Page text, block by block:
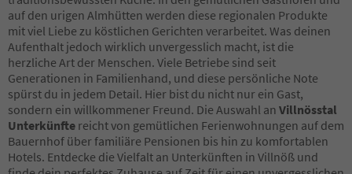
auf den urigen Almhütten werden diese regionalen Produkte
mit viel Liebe zu köstlichen Gerichten verarbeitet. Was deinen
Aufenthalt jedoch wirklich unvergesslich macht, ist die
herzliche Art der Menschen. Viele Betriebe sind seit
Generationen in Familienhand, und diese persönliche Note
spürst du in jedem Detail. Hier bist du nicht nur ein Gast,
sondern ein willkommener Freund. Die Auswahl an Villnösstal
Unterkünfte reicht von gemütlichen Ferienwohnungen auf dem
Bauernhof über familiäre Pensionen bis hin zu komfortablen
Hotels. Entdecke die Vielfalt an Unterkünften in Villnöß und